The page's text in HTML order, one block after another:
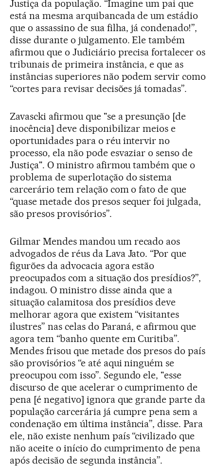
Justiça da população. “Imagine um pai que
está na mesma arquibancada de um estádio
que o assassino de sua filha, já condenado!”,
disse durante o julgamento. Ele também
afirmou que o Judiciário precisa fortalecer os
tribunais de primeira instância, e que as
instâncias superiores não podem servir como
“cortes para revisar decisões já tomadas”.
Zavascki afirmou que "se a presunção [de
inocência] deve disponibilizar meios e
oportunidades para o réu intervir no
processo, ela não pode esvaziar o senso de
Justiça". O ministro afirmou também que o
problema de superlotação do sistema
carcerário tem relação com o fato de que
“quase metade dos presos sequer foi julgada,
são presos provisórios”.
Gilmar Mendes mandou um recado aos
advogados de réus da Lava Jato. “Por que
figurões da advocacia agora estão
preocupados com a situação dos presídios?”,
indagou. O ministro disse ainda que a
situação calamitosa dos presídios deve
melhorar agora que existem “visitantes
ilustres” nas celas do Paraná, e afirmou que
agora tem “banho quente em Curitiba”.
Mendes frisou que metade dos presos do país
são provisórios “e até aqui ninguém se
preocupou com isso”. Segundo ele, "esse
discurso de que acelerar o cumprimento de
pena [é negativo] ignora que grande parte da
população carcerária já cumpre pena sem a
condenação em última instância”, disse. Para
ele, não existe nenhum país “civilizado que
não aceite o início do cumprimento de pena
após decisão de segunda instância”.